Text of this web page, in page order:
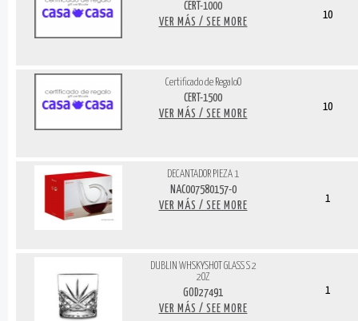
CERT-1000
VER MÁS / SEE MORE
10
Certificado de RegaloO
CERT-1500
VER MÁS / SEE MORE
10
DECANTADOR PIEZA 1
NAC007580157-0
VER MÁS / SEE MORE
1
DUBLIN WHSKYSHOT GLASS S 2
2OZ
GOD27491
VER MÁS / SEE MORE
1